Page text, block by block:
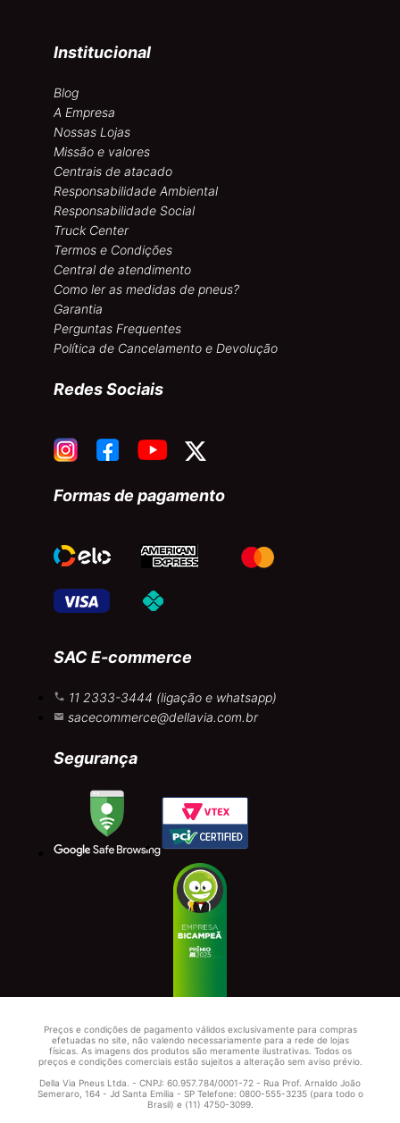
Institucional
Blog
A Empresa
Nossas Lojas
Missão e valores
Centrais de atacado
Responsabilidade Ambiental
Responsabilidade Social
Truck Center
Termos e Condições
Central de atendimento
Como ler as medidas de pneus?
Garantia
Perguntas Frequentes
Política de Cancelamento e Devolução
Redes Sociais
Formas de pagamento
SAC E-commerce
11 2333-3444 (ligação e whatsapp)
sacecommerce@dellavia.com.br
Segurança
Preços e condições de pagamento válidos exclusivamente para compras
efetuadas no site, não valendo necessariamente para a rede de lojas
físicas. As imagens dos produtos são meramente ilustrativas. Todos os
preços e condições comerciais estão sujeitos a alteração sem aviso prévio.
Della Via Pneus Ltda. - CNPJ: 60.957.784/0001-72 - Rua Prof. Arnaldo João
Semeraro, 164 - Jd Santa Emilia - SP Telefone: 0800-555-3235 (para todo o
Brasil) e (11) 4750-3099.